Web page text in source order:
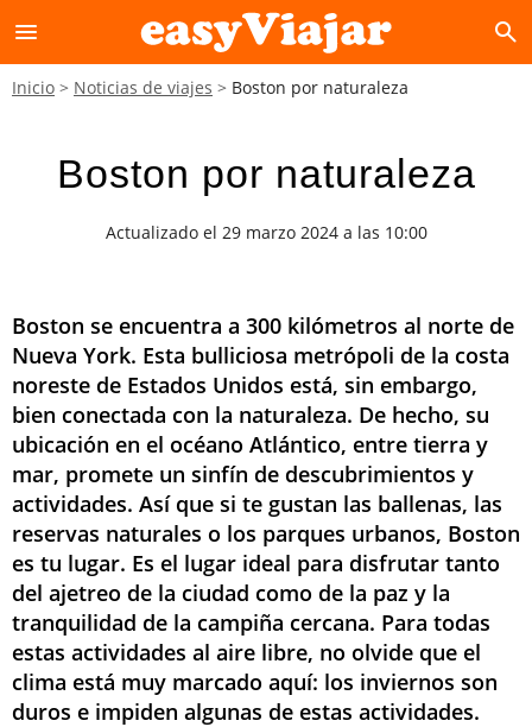
menu search
Inicio Noticias de viajes Boston por naturaleza
Boston por naturaleza
Actualizado el 29 marzo 2024 a las 10:00
Boston se encuentra a 300 kilómetros al norte de
Nueva York. Esta bulliciosa metrópoli de la costa
noreste de Estados Unidos está, sin embargo,
bien conectada con la naturaleza. De hecho, su
ubicación en el océano Atlántico, entre tierra y
mar, promete un sinfín de descubrimientos y
actividades. Así que si te gustan las ballenas, las
reservas naturales o los parques urbanos, Boston
es tu lugar. Es el lugar ideal para disfrutar tanto
del ajetreo de la ciudad como de la paz y la
tranquilidad de la campiña cercana. Para todas
estas actividades al aire libre, no olvide que el
clima está muy marcado aquí: los inviernos son
duros e impiden algunas de estas actividades.